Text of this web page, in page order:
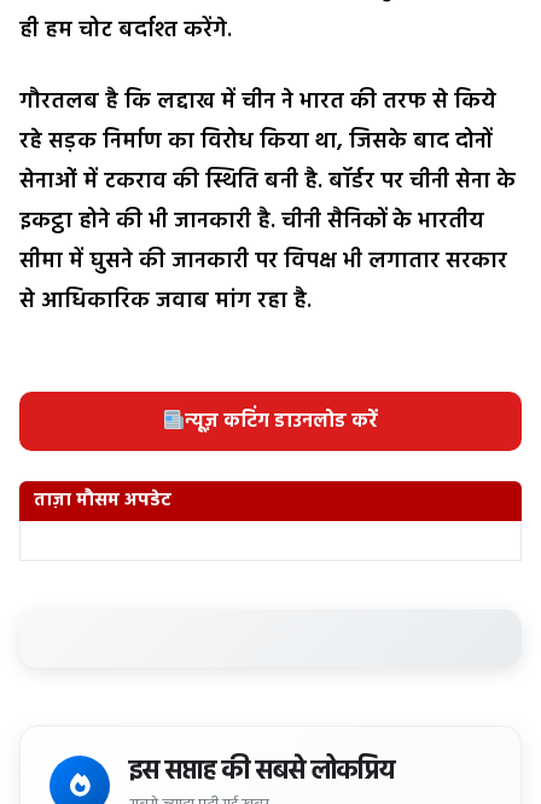
ही हम चोट बर्दाश्त करेंगे.
गौरतलब है कि लद्दाख में चीन ने भारत की तरफ से किये
रहे सड़क निर्माण का विरोध किया था, जिसके बाद दोनों
सेनाओं में टकराव की स्थिति बनी है. बॉर्डर पर चीनी सेना के
इकट्ठा होने की भी जानकारी है. चीनी सैनिकों के भारतीय
सीमा में घुसने की जानकारी पर विपक्ष भी लगातार सरकार
से आधिकारिक जवाब मांग रहा है.
न्यूज़ कटिंग डाउनलोड करें
ताज़ा मौसम अपडेट
इस सप्ताह की सबसे लोकप्रिय